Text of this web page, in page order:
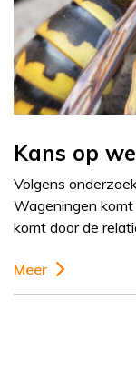
Kans op
Volgens
Wageningen
komt door de
Meer